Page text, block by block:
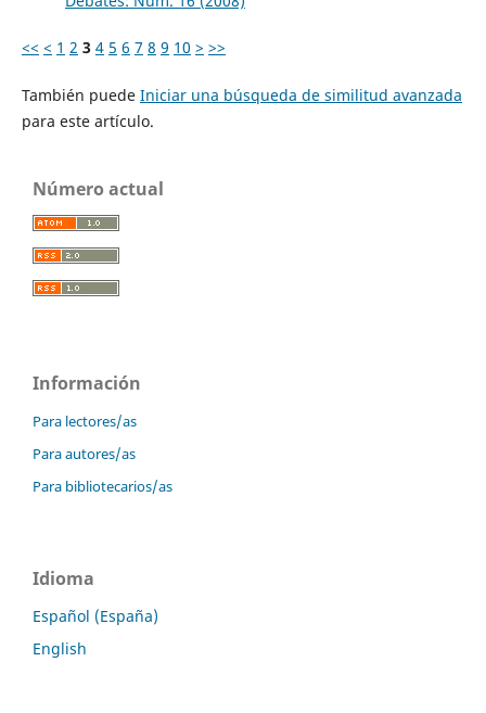
<< < 1 2 3 4 5 6 7 8 9 10 > >>
También puede Iniciar una búsqueda de similitud avanzada
para este artículo.
Número actual
Información
Para lectores/as
Para autores/as
Para bibliotecarios/as
Idioma
Español (España)
English